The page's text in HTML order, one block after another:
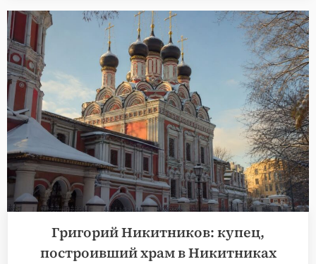
простыми
словами»
Григорий Никитников: купец,
построивший храм в Никитниках